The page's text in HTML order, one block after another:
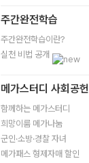
주간완전학습
주간완전학습이란?
실천 비법 공개
메가스터디 사회공헌
함께하는 메가스터디
희망이룸 메가나눔
군인·소방·경찰 자녀
메가패스 형제자매 할인